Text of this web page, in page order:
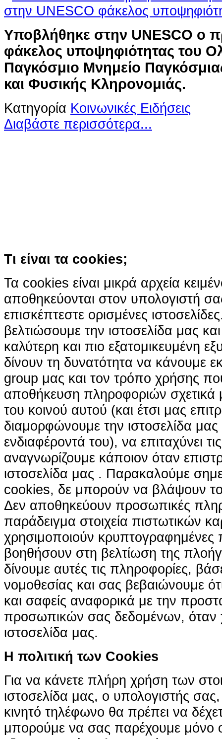
Υποβλήθηκε στην UNESCO ο
φάκελος υποψηφιότητας του
Παγκόσμιο Μνημείο
και Φυσικής Κληρονομιάς.
Κατηγορία Κοινωνικές Ειδήσεις
Διαβάστε περισσότερα...
Τι είναι τα cookies;
Τα cookies είναι μικρά αρχεία
αποθηκεύονται στον υπολογιστή
επισκέπτεστε ορισμένες
βελτιώσουμε την ιστοσελίδα μας
καλύτερη και πιο εξατομικευμένη
δίνουν τη δυνατότητα να κάνουμε
group μας και τον τρόπο χρήσης
αποθήκευση πληροφοριών σχετικά
του κοινού αυτού (και έτσι μας
διαμορφώνουμε την ιστοσελίδα
ενδιαφέροντά του), να επιταχύνει
αναγνωρίζουμε κάποιον όταν
ιστοσελίδα μας . Παρακαλούμε
cookies, δε μπορούν να βλάψουν
Δεν αποθηκεύουν προσωπικές
παράδειγμα στοιχεία πιστωτικών
χρησιμοποιούν κρυπτογραφημένες
βοηθήσουν στη βελτίωση της
δίνουμε αυτές τις πληροφορίες,
νομοθεσίας και σας βεβαιώνουμε ότι
και σαφείς αναφορικά με την
προσωπικών σας δεδομένων, όταν
ιστοσελίδα μας.
H πολιτική των Cookies
Για να κάνετε πλήρη χρήση των
ιστοσελίδα μας, ο υπολογιστής
κινητό τηλέφωνο θα πρέπει να
μπορούμε να σας παρέχουμε μόνο